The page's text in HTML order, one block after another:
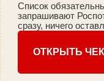
Список
запрашивают
сразу, ничего
ОТКРЫТЬ